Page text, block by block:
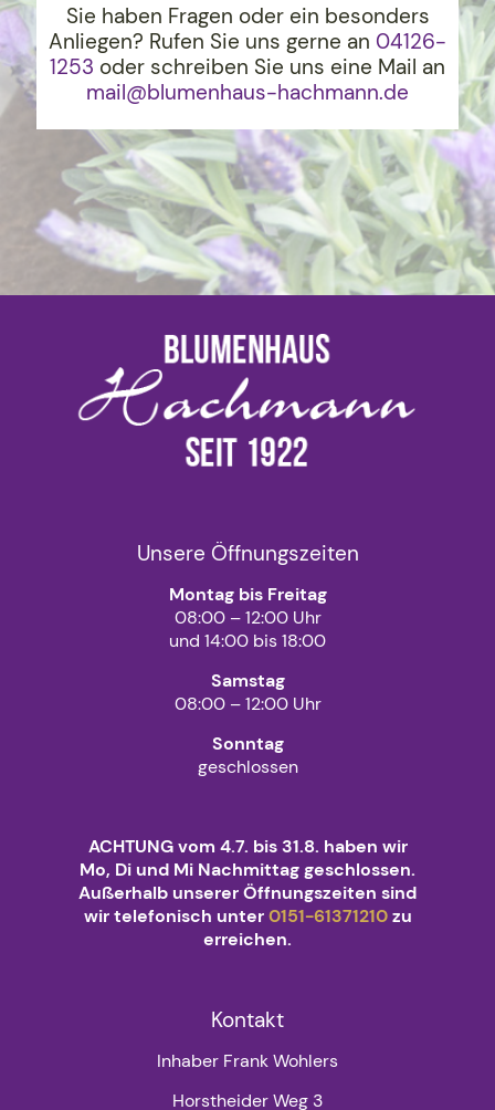
Sie haben Fragen oder ein besonders
Anliegen? Rufen Sie uns gerne an 04126-
1253 oder schreiben Sie uns eine Mail an
mail@blumenhaus-hachmann.de
Unsere Öffnungszeiten
Montag bis Freitag
08:00 – 12:00 Uhr
und 14:00 bis 18:00
Samstag
08:00 – 12:00 Uhr
Sonntag
geschlossen
ACHTUNG vom 4.7. bis 31.8. haben wir
Mo, Di und Mi Nachmittag geschlossen.
Außerhalb unserer Öffnungszeiten sind
wir telefonisch unter0151-61371210zu
erreichen.
Kontakt
Inhaber Frank Wohlers
Horstheider Weg 3